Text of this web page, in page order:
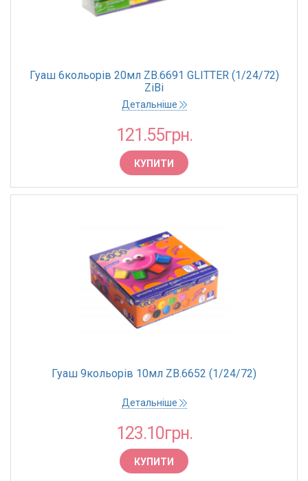
Гуаш 6кольорів 20мл ZB.6691 GLITTER (1/24/72)
ZiBi
Детальніше
121.55грн.
КУПИТИ
Гуаш 9кольорів 10мл ZB.6652 (1/24/72)
Детальніше
123.10грн.
КУПИТИ